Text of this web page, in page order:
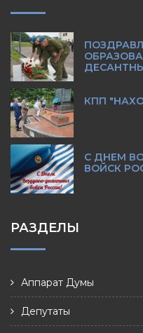
КПП
С ДНЕМ
ВОЙСК
РАЗДЕЛЫ
Аппарат Думы
Депутаты